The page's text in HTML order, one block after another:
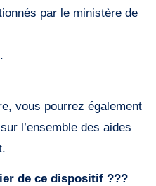
par le ministère de
vous pourrez également
l’ensemble des aides
de ce dispositif ???